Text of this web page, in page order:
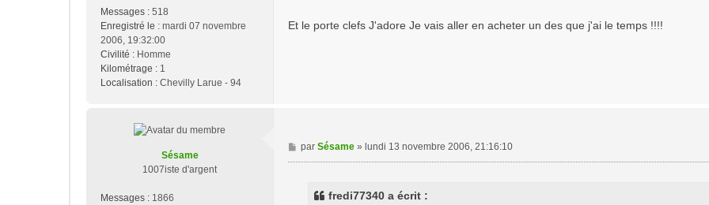
Messages : 518
Enregistré le : mardi 07 novembre
2006, 19:32:00
Civilité : Homme
Kilométrage : 1
Localisation : Chevilly Larue - 94
g
Et le porte clefs J'adore Je vais aller en acheter un des que j'ai le temps !!!!
Sésame
1007iste d'argent
Messages : 1866
M
e
par Sésame» lundi 13 novembre 2006, 21:16:10
fredi77340 a écrit :